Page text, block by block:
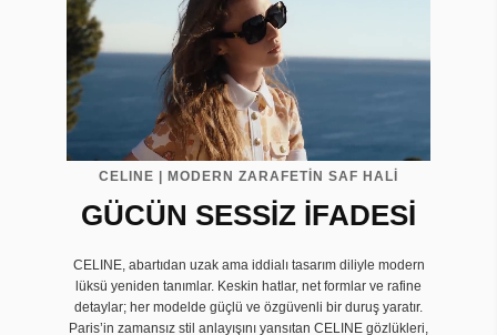
CELINE | MODERN ZARAFETİN SAF HALİ
GÜCÜN SESSİZ İFADESİ
CELINE, abartıdan uzak ama iddialı tasarım diliyle modern
lüksü yeniden tanımlar. Keskin hatlar, net formlar ve rafine
detaylar; her modelde güçlü ve özgüvenli bir duruş yaratır.
Paris’in zamansız stil anlayışını yansıtan CELINE gözlükleri,